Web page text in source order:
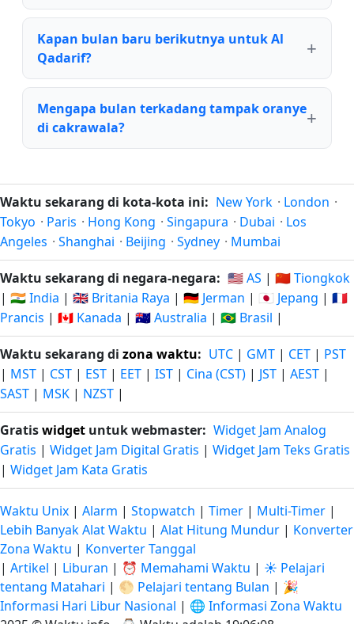
Kapan bulan baru berikutnya untuk Al
Qadarif?
Mengapa bulan terkadang tampak oranye
di cakrawala?
Waktu sekarang di kota-kota ini: New York · London ·
Tokyo · Paris · Hong Kong · Singapura · Dubai · Los
Angeles · Shanghai · Beijing · Sydney · Mumbai
Waktu sekarang di negara-negara: 🇺🇸 AS | 🇨🇳 Tiongkok
| 🇮🇳 India | 🇬🇧 Britania Raya | 🇩🇪 Jerman | 🇯🇵 Jepang | 🇫🇷
Prancis | 🇨🇦 Kanada | 🇦🇺 Australia | 🇧🇷 Brasil |
Waktu sekarang di zona waktu: UTC | GMT | CET | PST
| MST | CST | EST | EET | IST | Cina (CST) | JST | AEST |
SAST | MSK | NZST |
Gratiswidget untuk webmaster: Widget Jam Analog
Gratis | Widget Jam Digital Gratis | Widget Jam Teks Gratis
| Widget Jam Kata Gratis
Waktu Unix | Alarm | Stopwatch | Timer | Multi-Timer |
Lebih Banyak Alat Waktu | Alat Hitung Mundur | Konverter
Zona Waktu | Konverter Tanggal
| Artikel | Liburan | ⏰ Memahami Waktu | ☀️ Pelajari
tentang Matahari | 🌕 Pelajari tentang Bulan | 🎉
Informasi Hari Libur Nasional | 🌐 Informasi Zona Waktu